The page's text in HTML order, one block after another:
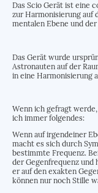
Das Scio Gerät ist eine
zur Harmonisierung auf
mentalen Ebene und
Das Gerät wurde
Astronauten auf der
in eine Harmonisierung
Wenn ich gefragt
ich immer folgendes:
Wenn auf irgendeiner
macht es sich durch
bestimmte Frequenz.
der Gegenfrequenz und
er auf den exakten
können nur noch Stille